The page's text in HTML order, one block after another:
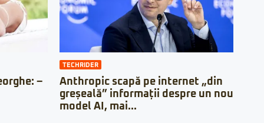
–
TECHRIDER
Anthropic scapă pe internet „din
greșeală” informații despre un nou
model AI, mai...